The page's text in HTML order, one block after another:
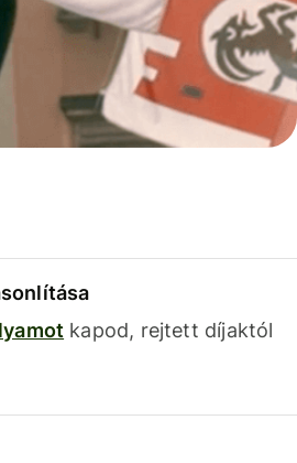
kapod, rejtett díjaktól